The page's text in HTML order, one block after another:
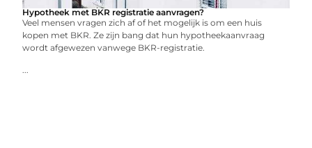
Hypotheek met BKR registratie aanvragen?
Veel mensen vragen zich af of het mogelijk is om een ​​huis
kopen met BKR. Ze zijn bang dat hun hypotheekaanvraag
wordt afgewezen vanwege BKR-registratie.
...